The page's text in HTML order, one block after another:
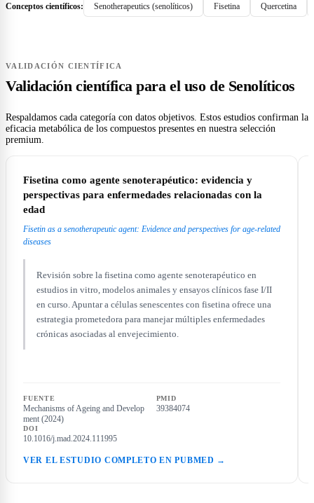
Conceptos científicos: Senotherapeutics (senolíticos) Fisetina Quercetina
VALIDACIÓN CIENTÍFICA
Validación científica para el uso de Senolíticos
Respaldamos cada categoría con datos objetivos. Estos estudios confirman la
eficacia metabólica de los compuestos presentes en nuestra selección
premium.
Fisetina como agente senoterapéutico: evidencia y
perspectivas para enfermedades relacionadas con la
edad
Fisetin as a senotherapeutic agent: Evidence and perspectives for age-related
diseases
Revisión sobre la fisetina como agente senoterapéutico en
estudios in vitro, modelos animales y ensayos clínicos fase I/II
en curso. Apuntar a células senescentes con fisetina ofrece una
estrategia prometedora para manejar múltiples enfermedades
crónicas asociadas al envejecimiento.
FUENTE
Mechanisms of Ageing and Develop
ment (2024)
PMID
39384074
DOI
10.1016/j.mad.2024.111995
VER EL ESTUDIO COMPLETO EN PUBMED →